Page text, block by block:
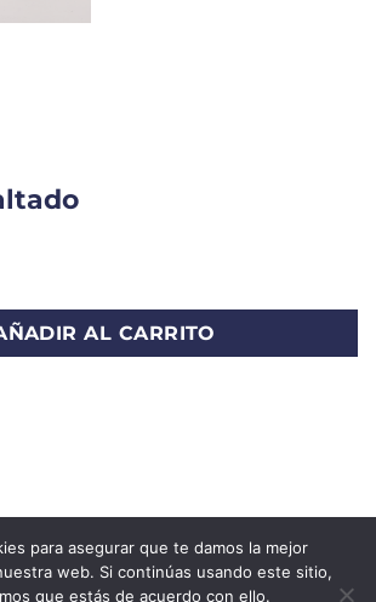
AL CARRITO
para asegurar que te damos la mejor
web. Si continúas usando este sitio,
que estás de acuerdo con ello.